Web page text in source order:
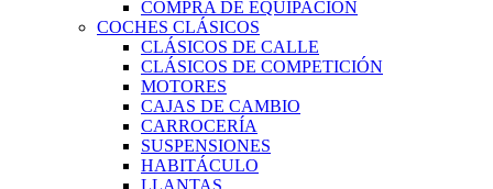
COMPRA DE EQUIPACIÓN
COCHES CLÁSICOS
CLÁSICOS DE CALLE
CLÁSICOS DE COMPETICIÓN
MOTORES
CAJAS DE CAMBIO
CARROCERÍA
SUSPENSIONES
HABITÁCULO
LLANTAS